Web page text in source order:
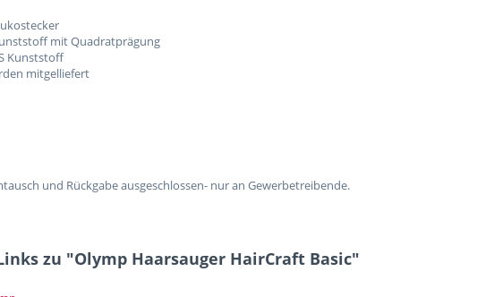
mit Quadratprägung
Kunststoff
mitgelliefert
und Rückgabe ausgeschlossen- nur an Gewerbetreibende.
zu "Olymp Haarsauger HairCraft Basic"